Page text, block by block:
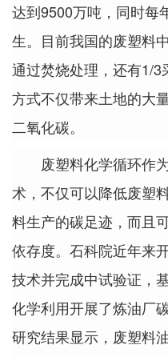
达到9500万吨，同时每
生。目前我国的废塑料
通过焚烧处理，还有1/
方式不仅带来土地的大
二氧化碳。
废塑料化学循环作
术，不仅可以降低废塑
料生产的碳足迹，而且
依存度。石科院近年来
技术并完成中试验证，
化学利用开展了炼油厂
研究结果显示，废塑料